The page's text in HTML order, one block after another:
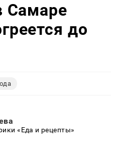
Самаре
до
«Еда и рецепты»